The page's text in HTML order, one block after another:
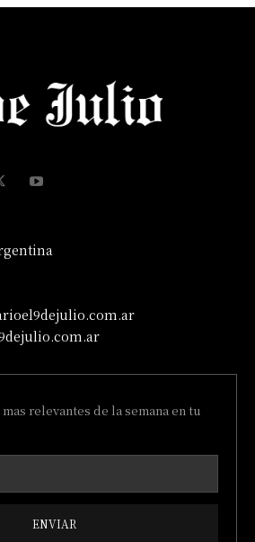
relevantes de la semana en tu
ENVIAR